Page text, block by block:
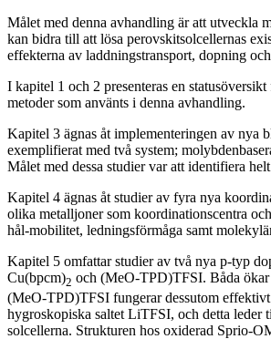
Målet med denna avhandling är att
kan bidra till att lösa perovskitsolcellernas
effekterna av laddningstransport, dopning
I kapitel 1 och 2 presenteras en
metoder som använts i denna avhandling.
Kapitel 3 ägnas åt implementeringen av nya
exemplifierat med två system;
Målet med dessa studier var att identifiera
Kapitel 4 ägnas åt studier av fyra nya
olika metalljoner som koordinationscentra
hål-mobilitet, ledningsförmåga samt
Kapitel 5 omfattar studier av två nya p-typ
Cu(bpcm)2 och (MeO-TPD)TFSI. Båda
(MeO-TPD)TFSI fungerar dessutom
hygroskopiska saltet LiTFSI, och detta leder
solcellerna. Strukturen hos oxiderad Sprio-